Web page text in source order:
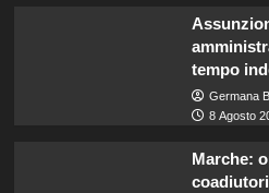
tempo
Germana
8 Agosto
Marche: